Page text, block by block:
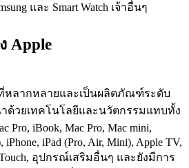
และ Smart Watch เจ้าอื่นๆ
Apple
หลากหลายและเป็นผลิตภัณฑ์ระดับ
ด้วยเทคโนโลยีและนวัตกรรมแทบทั้ง
Pro, iBook, Mac Pro, Mac mini,
iPhone, iPad (Pro, Air, Mini), Apple TV,
Touch, อุปกรณ์เสริมอื่นๆ และยังมีการ